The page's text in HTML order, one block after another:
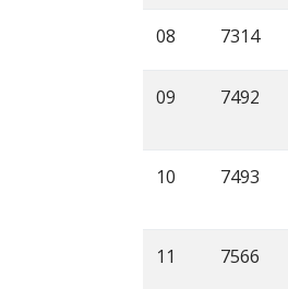
08 7314
09 7492
10 7493
11 7566